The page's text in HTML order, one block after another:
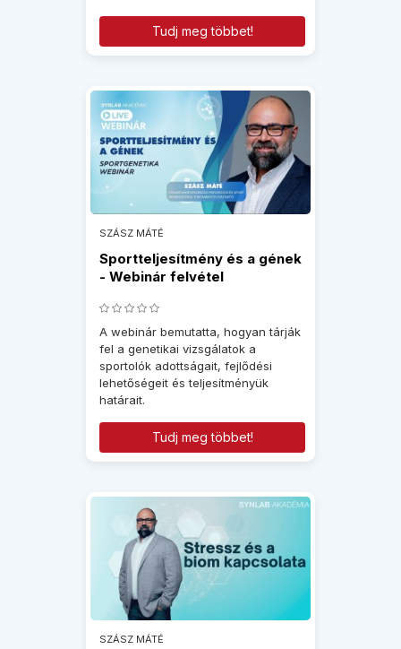
Tudj meg többet!
SZÁSZ MÁTÉ
Sportteljesítmény és a gének
- Webinár felvétel
A webinár bemutatta, hogyan tárják
fel a genetikai vizsgálatok a
sportolók adottságait, fejlődési
lehetőségeit és teljesítményük
határait.
Tudj meg többet!
SZÁSZ MÁTÉ